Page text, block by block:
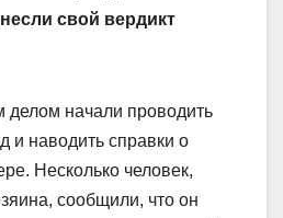
свой вердикт
делом начали проводить
и наводить справки о
Несколько человек,
сообщили, что он